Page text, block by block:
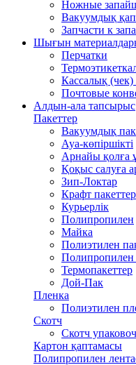
Ножные
Вакуумдық
Запчасти к
Шығын
Перчатки
Кассалық (чек)
Почтовые
Алдын-ала тапсырыс
Пакеттер
Вакуумдық
Ауа-көпіршікті
Арнайы қолға
Қоқыс салуға
Зип-Локтар
Крафт пакеттер
Курьерлік
Полипропилен
Майка
Полиэтилен
Полипропилен
Термопакеттер
Дой-Пак
Пленка
Полиэтилен
Скотч
Скотч
Картон қаптамасы
Полипропилен